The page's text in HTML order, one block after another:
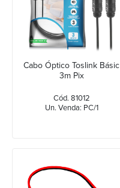
Cabo Óptico Toslink Básic
3m Pix
Cód. 81012
Un. Venda: PC/1